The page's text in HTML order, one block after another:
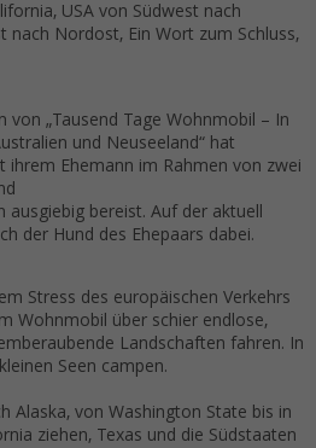
USA von Südwest nach
nach Nordost, Ein Wort zum Schluss,
von „Tausend Tage Wohnmobil – In
und Neuseeland“ hat
ihrem Ehemann im Rahmen von zwei
bereist. Auf der aktuell
der Hund des Ehepaars dabei.
Stress des europäischen Verkehrs
Wohnmobil über schier endlose,
Landschaften fahren. In
Seen campen.
Alaska, von Washington State bis in
ziehen, Texas und die Südstaaten